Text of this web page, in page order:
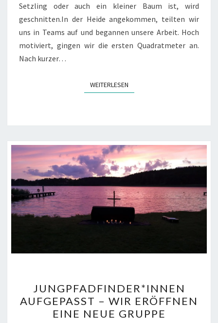
Setzling oder auch ein kleiner Baum ist, wird
geschnitten.In der Heide angekommen, teilten wir
uns in Teams auf und begannen unsere Arbeit. Hoch
motiviert, gingen wir die ersten Quadratmeter an.
Nach kurzer…
WEITERLESENWEITERLESEN
AUFGEPASST
–
WIR
JUNGPFADFINDER*INNEN
AUFGEPASST – WIR ERÖFFNEN
EINE NEUE GRUPPE